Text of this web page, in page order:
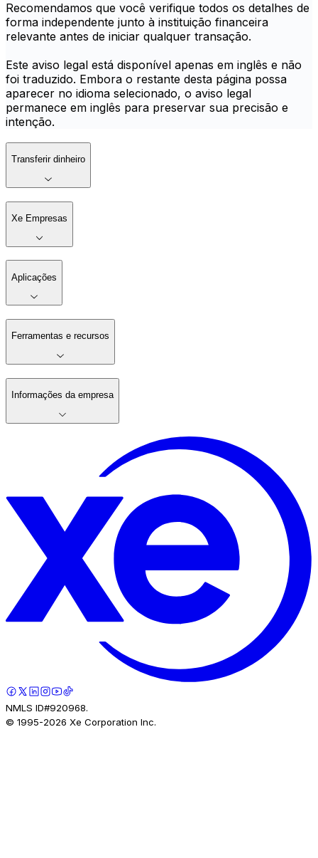
Recomendamos que você verifique todos os detalhes de
forma independente junto à instituição financeira
relevante antes de iniciar qualquer transação.
Este aviso legal está disponível apenas em inglês e não
foi traduzido. Embora o restante desta página possa
aparecer no idioma selecionado, o aviso legal
permanece em inglês para preservar sua precisão e
intenção.
Transferir dinheiro
Xe Empresas
Aplicações
Ferramentas e recursos
Informações da empresa
NMLS ID#920968.
© 1995-2026 Xe Corporation Inc.